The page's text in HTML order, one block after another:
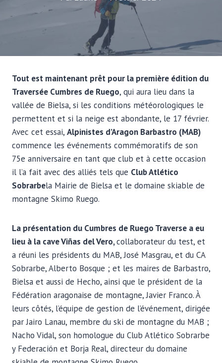
Tout est maintenant prêt pour la première édition du
Traversée Cumbres de Ruego, qui aura lieu dans la
vallée de Bielsa, si les conditions météorologiques le
permettent et si la neige est abondante, le 17 février.
Avec cet essai, Alpinistes d’Aragon Barbastro (MAB)
commence les événements commémoratifs de son
75e anniversaire en tant que club et à cette occasion
il l’a fait avec des alliés tels que Club Atlético
Sobrarbela Mairie de Bielsa et le domaine skiable de
montagne Skimo Ruego.
La présentation du Cumbres de Ruego Traverse a eu
lieu à la cave Viñas del Vero,collaborateur du test, et
a réuni les présidents du MAB, José Masgrau, et du CA
Sobrarbe, Alberto Bosque ; et les maires de Barbastro,
Bielsa et aussi de Hecho, ainsi que le président de la
Fédération aragonaise de montagne, Javier Franco. À
leurs côtés, l’équipe de gestion de l’événement, dirigée
par Jairo Lanau, membre du ski de montagne du MAB ;
Nacho Vidal, son homologue du Club Atlético Sobrarbe
y Federación et Borja Real, directeur du domaine